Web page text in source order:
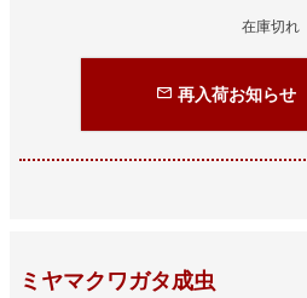
在庫切れ
再入荷お知らせ
ミヤマクワガタ成虫